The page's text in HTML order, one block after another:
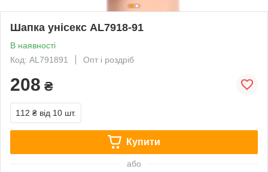
Шапка унісекс AL7918-91
В наявності
Код: AL791891
Опт і роздріб
208 ₴
112 ₴ від 10 шт.
Купити
або